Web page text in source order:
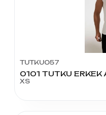
TUTKU057
0101 TUTKU ERKEK
XS